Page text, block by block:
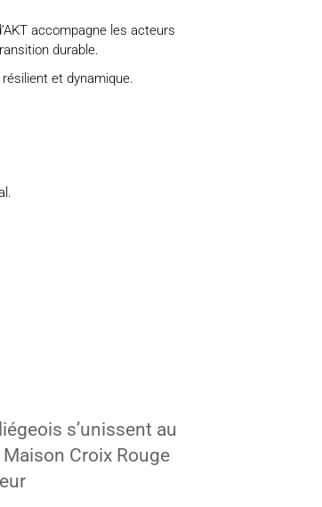
accompagne les acteurs
durable.
et dynamique.
s’unissent au
Croix Rouge